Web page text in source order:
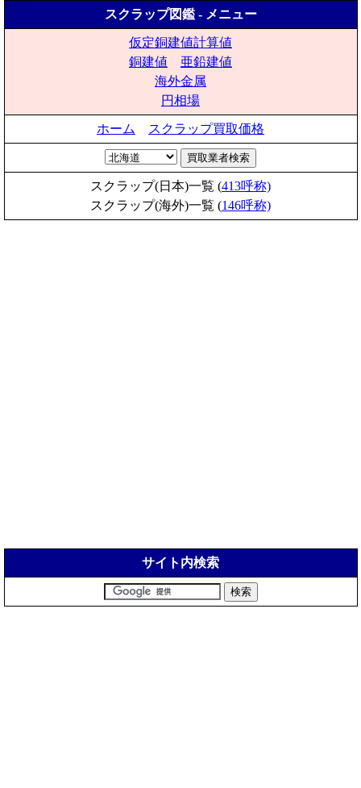
スクラップ図鑑 - メニュー
仮定銅建値計算値
銅建値
亜鉛建値
海外金属
円相場
ホーム スクラップ買取価格
スクラップ(日本)一覧 (413呼称)
スクラップ(海外)一覧 (146呼称)
サイト内検索